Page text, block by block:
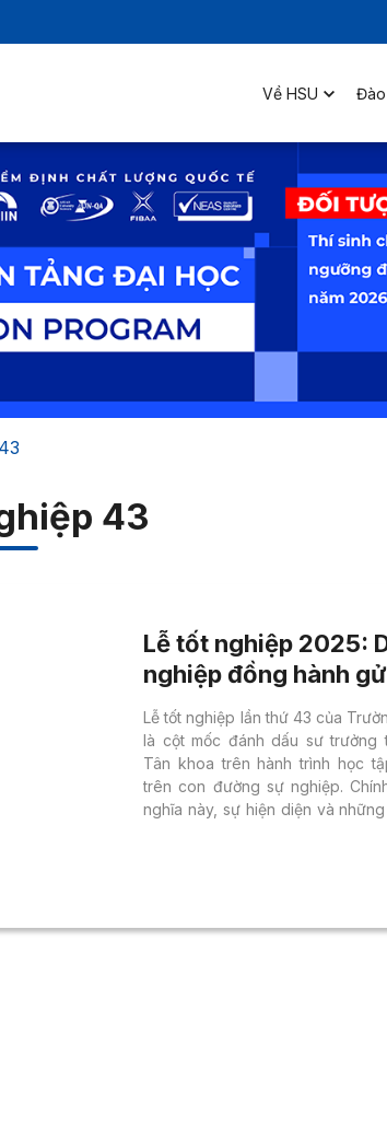
Về HSU
43
Lễ tốt nghiệp 2025:
nghiệp đồng hành
mừng và mở ra cơ hội
khoa
Lễ tốt nghiệp lần thứ 43 của
là cột mốc đánh dấu sư trưởng
Tân khoa trên hành trình học
trên con đường sự nghiệp.
nghĩa này, sự hiện diện và
vị thế của Đại học Hoa Sen trong
nhân lực chất lượng – sẵn sàng